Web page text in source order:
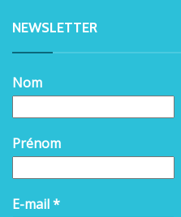
NEWSLETTER
Nom
Prénom
E-mail*